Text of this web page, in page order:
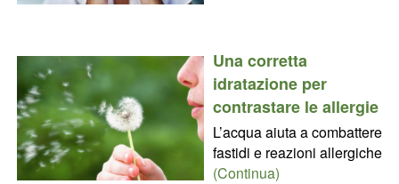
Una corretta
idratazione per
contrastare le allergie
L’acqua aiuta a combattere
fastidi e reazioni allergiche
(Continua)